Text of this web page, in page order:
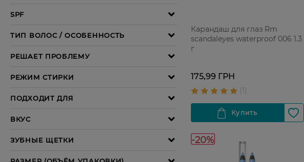
Карандаш для глаз Rm
scandaleyes waterproof 006 1.3
г
175,99 ГРН
-20%